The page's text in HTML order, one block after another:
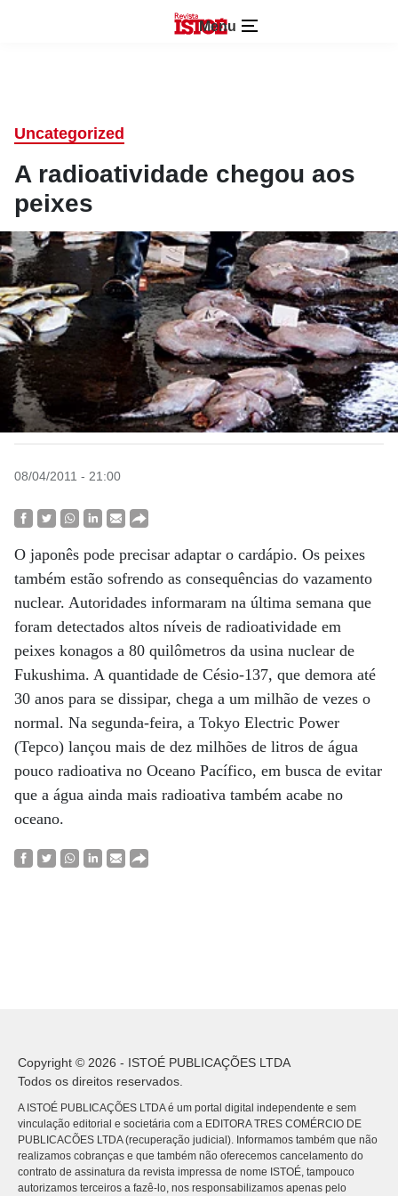
Menu
Uncategorized
A radioatividade chegou aos
peixes
08/04/2011 - 21:00
O japonês pode precisar adaptar o cardápio. Os peixes
também estão sofrendo as conse­quências do vazamento
nuclear. Autoridades informaram na última semana que
foram detectados altos níveis de radioatividade em
peixes konagos a 80 quilômetros da usina nuclear de
Fukushima. A quantidade de Césio-137, que demora até
30 anos para se dissipar, chega a um milhão de vezes o
normal. Na segunda-feira, a Tokyo Electric Power
(Tepco) lançou mais de dez milhões de litros de água
pouco radioativa no Oceano Pacífico, em busca de evitar
que a água ainda mais radioativa também acabe no
oceano.
Copyright © 2026 - ISTOÉ PUBLICAÇÕES LTDA
Todos os direitos reservados.
A ISTOÉ PUBLICAÇÕES LTDA é um portal digital independente e sem
vinculação editorial e societária com a EDITORA TRES COMÉRCIO DE
PUBLICACÕES LTDA (recuperação judicial). Informamos também que não
realizamos cobranças e que também não oferecemos cancelamento do
contrato de assinatura da revista impressa de nome ISTOÉ, tampouco
autorizamos terceiros a fazê-lo, nos responsabilizamos apenas pelo